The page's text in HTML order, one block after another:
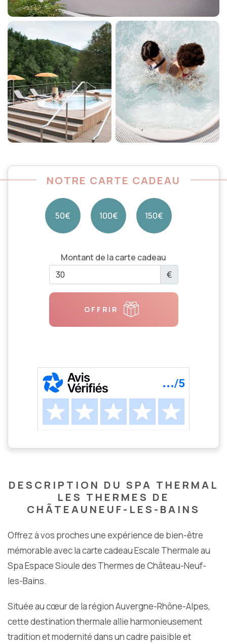
NOTRE CARTE CADEAU
50€ 100€ 150€
Montant de la carte cadeau
€
OFFRIR
DESCRIPTION DU SPA THERMAL
LES THERMES DE
CHÂTEAUNEUF-LES-BAINS
Offrez à vos proches une expérience de bien-être
mémorable avec la carte cadeau Escale Thermale au
Spa Espace Sioule des Thermes de Château-Neuf-
les-Bains.
Située au cœur de la région Auvergne-Rhône-Alpes,
cette destination thermale allie harmonieusement
tradition et modernité dans un cadre paisible et